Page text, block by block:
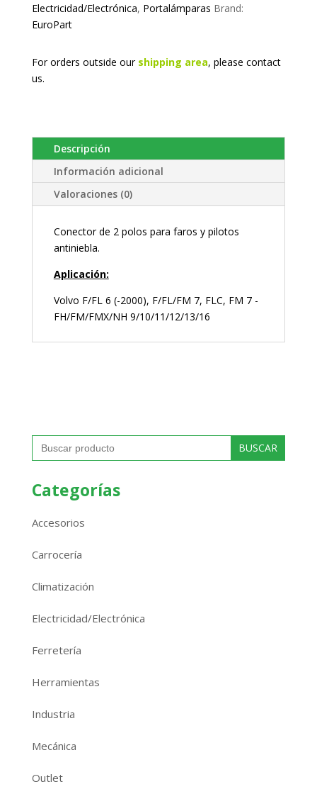
Electricidad/Electrónica, Portalámparas Brand:
EuroPart
For orders outside our shipping area, please contact
us.
Descripción
Información adicional
Valoraciones (0)
Conector de 2 polos para faros y pilotos
antiniebla.
Aplicación:
Volvo F/FL 6 (-2000), F/FL/FM 7, FLC, FM 7 -
FH/FM/FMX/NH 9/10/11/12/13/16
Buscar:
Categorías
Accesorios
Carrocería
Climatización
Electricidad/Electrónica
Ferretería
Herramientas
Industria
Mecánica
Outlet